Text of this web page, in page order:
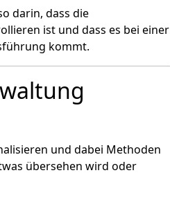
darin, dass die
ist und dass es bei einer
kommt.
und dabei Methoden
übersehen wird oder